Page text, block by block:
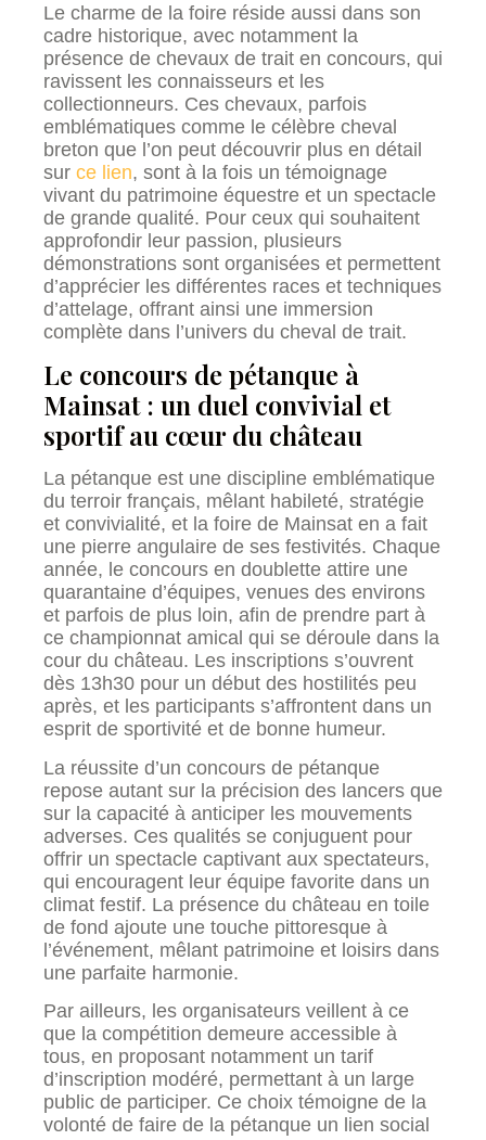
Le charme de la foire réside aussi dans son
cadre historique, avec notamment la
présence de chevaux de trait en concours, qui
ravissent les connaisseurs et les
collectionneurs. Ces chevaux, parfois
emblématiques comme le célèbre cheval
breton que l’on peut découvrir plus en détail
sur ce lien, sont à la fois un témoignage
vivant du patrimoine équestre et un spectacle
de grande qualité. Pour ceux qui souhaitent
approfondir leur passion, plusieurs
démonstrations sont organisées et permettent
d’apprécier les différentes races et techniques
d’attelage, offrant ainsi une immersion
complète dans l’univers du cheval de trait.
Le concours de pétanque à
Mainsat : un duel convivial et
sportif au cœur du château
La pétanque est une discipline emblématique
du terroir français, mêlant habileté, stratégie
et convivialité, et la foire de Mainsat en a fait
une pierre angulaire de ses festivités. Chaque
année, le concours en doublette attire une
quarantaine d’équipes, venues des environs
et parfois de plus loin, afin de prendre part à
ce championnat amical qui se déroule dans la
cour du château. Les inscriptions s’ouvrent
dès 13h30 pour un début des hostilités peu
après, et les participants s’affrontent dans un
esprit de sportivité et de bonne humeur.
La réussite d’un concours de pétanque
repose autant sur la précision des lancers que
sur la capacité à anticiper les mouvements
adverses. Ces qualités se conjuguent pour
offrir un spectacle captivant aux spectateurs,
qui encouragent leur équipe favorite dans un
climat festif. La présence du château en toile
de fond ajoute une touche pittoresque à
l’événement, mêlant patrimoine et loisirs dans
une parfaite harmonie.
Par ailleurs, les organisateurs veillent à ce
que la compétition demeure accessible à
tous, en proposant notamment un tarif
d’inscription modéré, permettant à un large
public de participer. Ce choix témoigne de la
volonté de faire de la pétanque un lien social